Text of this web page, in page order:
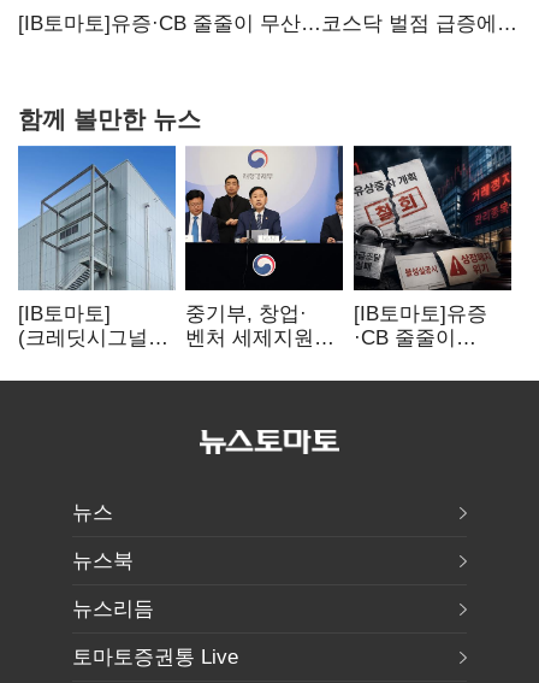
[IB토마토]유증·CB 줄줄이 무산…코스닥 벌점 급증에
함께 볼만한 뉴스
[IB토마토]
(크레딧시그널)
수혜에도
중기부, 창업·
벤처 세제지원
사업승계
[IB토마토]유증
·CB 줄줄이
벌점 급증에 상폐
뉴스
뉴스북
뉴스리듬
토마토증권통 Live